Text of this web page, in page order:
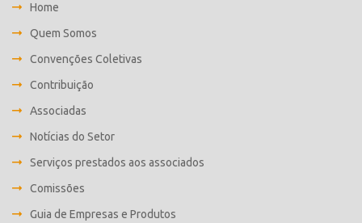
Home
Quem Somos
Convenções Coletivas
Contribuição
Associadas
Notícias do Setor
Serviços prestados aos associados
Comissões
Guia de Empresas e Produtos